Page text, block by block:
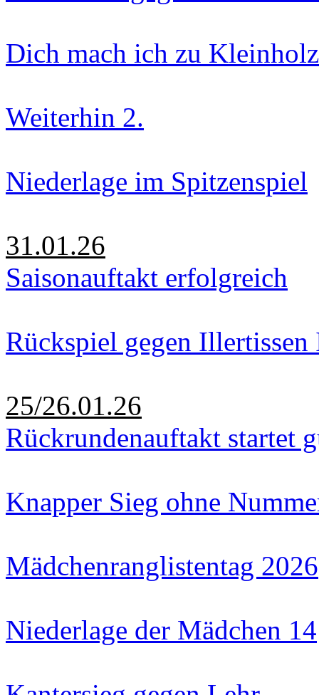
Dich mach ich zu Kleinholz
Weiterhin 2.
Niederlage im Spitzenspiel
31.01.26
Saisonauftakt erfolgreich
Rückspiel gegen
25/26.01.26
Rückrundenauftakt startet
Knapper Sieg ohne
Mädchenranglistentag 2026
Niederlage der Mädchen 14